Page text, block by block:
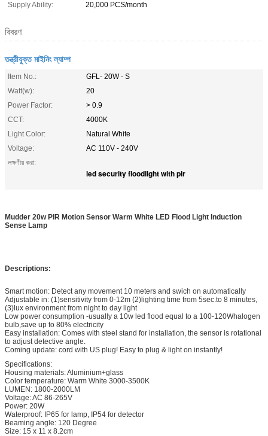
Supply Ability:
20,000 PCS/month
বিবরণ
তন্ত্রীযুক্ত মাইনিং ল্যাম্প
Item No.:
GFL- 20W - S
Watt(w):
20
Power Factor:
> 0.9
CCT:
4000K
Light Color:
Natural White
Voltage:
AC 110V - 240V
লক্ষণীয় করা:
led security floodlight with pir
Mudder 20w PIR Motion Sensor Warm White LED Flood Light Induction
Sense Lamp
Descriptions:
Smart motion: Detect any movement 10 meters and swich on automatically
Adjustable in: (1)sensitivity from 0-12m (2)lighting time from 5sec.to 8 minutes,
(3)lux environment from night to day light
Low power consumption -usually a 10w led flood equal to a 100-120Whalogen
bulb,save up to 80% electricity
Easy installation: Comes with steel stand for installation, the sensor is rotational
to adjust detective angle.
Coming update: cord with US plug! Easy to plug & light on instantly!
Specifications:
Housing materials: Aluminium+glass
Color temperature: Warm White 3000-3500K
LUMEN: 1800-2000LM
Voltage: AC 86-265V
Power: 20W
Waterproof: IP65 for lamp, IP54 for detector
Beaming angle: 120 Degree
Size: 15 x 11 x 8.2cm